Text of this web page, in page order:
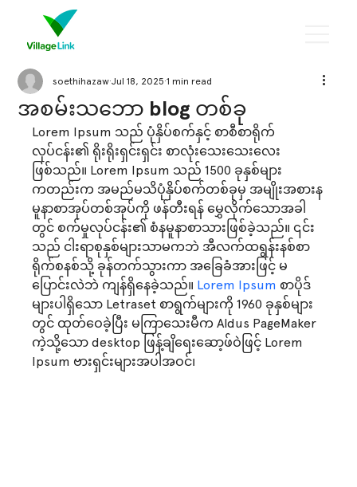
အစမ်းသဘော blog တစ်ခု
soethihazaw Jul 18, 2025 1 min read
Lorem Ipsum သည် ပုံနှိပ်စက်နှင့် စာစီစာရိုက်
လုပ်ငန်း၏ ရိုးရိုးရှင်းရှင်း စာလုံးသေးသေးလေး
ဖြစ်သည်။ Lorem Ipsum သည် 1500 ခုနှစ်များ
ကတည်းက အမည်မသိပုံနှိပ်စက်တစ်ခုမှ အမျိုးအစားန
မူနာစာအုပ်တစ်အုပ်ကို ဖန်တီးရန် မွှေလိုက်သောအခါ
တွင် စက်မှုလုပ်ငန်း၏ စံနမူနာစာသားဖြစ်ခဲ့သည်။ ၎င်း
သည် ငါးရာစုနှစ်များသာမကဘဲ အီလက်ထရွန်းနစ်စာ
ရိုက်စနစ်သို့ ခုန်တက်သွားကာ အခြေခံအားဖြင့် မ
ပြောင်းလဲဘဲ ကျန်ရှိနေခဲ့သည်။ Lorem Ipsum စာပိုဒ်
များပါရှိသော Letraset စာရွက်များကို 1960 ခုနှစ်များ
တွင် ထုတ်ဝေခဲ့ပြီး မကြာသေးမီက Aldus PageMaker
ကဲ့သို့သော desktop ဖြန့်ချိရေးဆော့ဖ်ဝဲဖြင့် Lorem
Ipsum ဗားရှင်းများအပါအဝင်၊